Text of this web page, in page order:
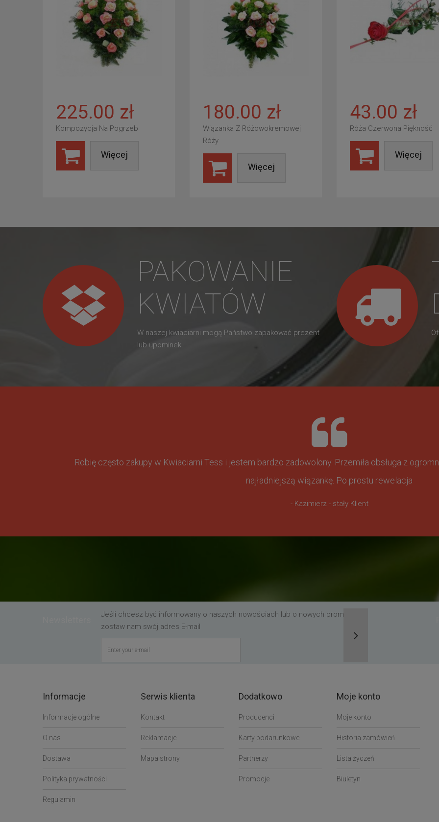
225.00 zł
Kompozycja Na Pogrzeb
Więcej
180.00 zł
Wiązanka Z Różowokremowej
Róży
Więcej
43.00 zł
Róża Czerwona Piękność
Więcej
PAKOWANIE
KWIATÓW
W naszej kwiaciarni mogą Państwo zapakować prezent
lub upominek.
Robię często zakupy w Kwiaciarni Tess i jestem bardzo zadowolony. Przemiła obsługa z
najładniejszą wiązankę. Po prostu rewelacja
- Kazimierz - stały Klient
Jeśli chcesz być informowany o naszych nowościach lub o nowych promocjach,
zostaw nam swój adres E-mail
Informacje
Informacje ogólne
O nas
Dostawa
Polityka prywatności
Regulamin
Serwis klienta
Kontakt
Reklamacje
Mapa strony
Dodatkowo
Producenci
Karty podarunkowe
Partnerzy
Promocje
Moje konto
Moje konto
Historia zamówień
Lista życzeń
Biuletyn